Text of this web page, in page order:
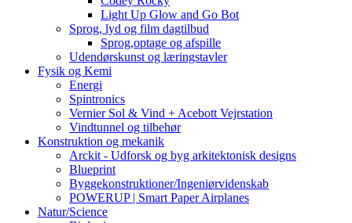
Light Up Glow and Go Bot
Sprog, lyd og film dagtilbud
Sprog,optage og afspille
Udendørskunst og læringstavler
Fysik og Kemi
Energi
Spintronics
Vernier Sol & Vind + Acebott Vejrstation
Vindtunnel og tilbehør
Konstruktion og mekanik
Arckit - Udforsk og byg arkitektonisk designs
Blueprint
Byggekonstruktioner/Ingeniørvidenskab
POWERUP | Smart Paper Airplanes
Natur/Science